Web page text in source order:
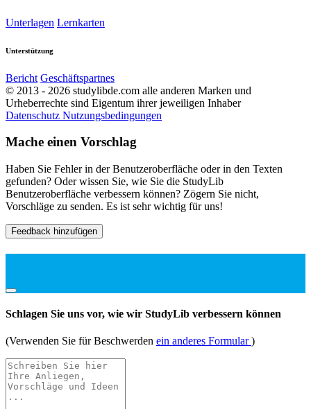
Unterlagen Lernkarten
Unterstützung
Bericht Geschäftspartnes
© 2013 - 2026 studylibde.com alle anderen Marken und
Urheberrechte sind Eigentum ihrer jeweiligen Inhaber
Datenschutz Nutzungsbedingungen
Mache einen Vorschlag
Haben Sie Fehler in der Benutzeroberfläche oder in den Texten
gefunden? Oder wissen Sie, wie Sie die StudyLib
Benutzeroberfläche verbessern können? Zögern Sie nicht,
Vorschläge zu senden. Es ist sehr wichtig für uns!
Feedback hinzufügen
Schlagen Sie uns vor, wie wir StudyLib verbessern können
(Verwenden Sie für Beschwerden ein anderes Formular)